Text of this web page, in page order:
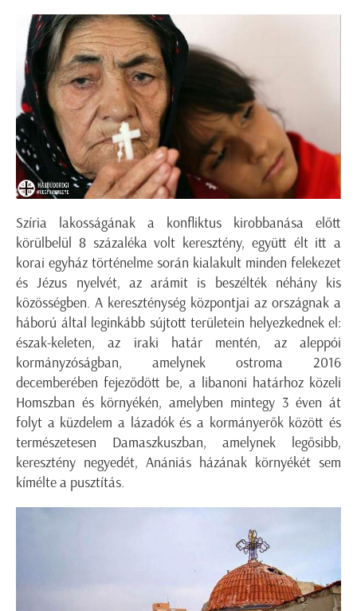
Szíria lakosságának a konfliktus kirobbanása előtt
körülbelül 8 százaléka volt keresztény, együtt élt itt a
korai egyház történelme során kialakult minden felekezet
és Jézus nyelvét, az arámit is beszélték néhány kis
közösségben. A kereszténység központjai az országnak a
háború által leginkább sújtott területein helyezkednek el:
észak-keleten, az iraki határ mentén, az aleppói
kormányzóságban, amelynek ostroma 2016
decemberében fejeződött be, a libanoni határhoz közeli
Homszban és környékén, amelyben mintegy 3 éven át
folyt a küzdelem a lázadók és a kormányerők között és
természetesen Damaszkuszban, amelynek legősibb,
keresztény negyedét, Anániás házának környékét sem
kímélte a pusztítás.